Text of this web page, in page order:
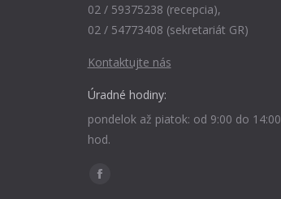
02 / 59375238 (recepcia),
02 / 54773408 (sekretariát GR)
Kontaktujte nás
Úradné hodiny:
pondelok až piatok: od 9:00 do 14:00
hod.
Find us on:
Facebook